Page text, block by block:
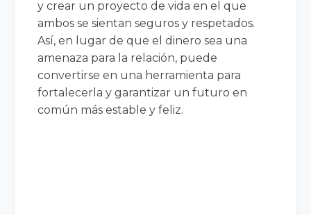
y crear un proyecto de vida en el que
ambos se sientan seguros y respetados.
Así, en lugar de que el dinero sea una
amenaza para la relación, puede
convertirse en una herramienta para
fortalecerla y garantizar un futuro en
común más estable y feliz.